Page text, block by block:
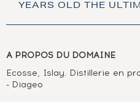
YEARS OLD THE
A PROPOS DU DOMAINE
Ecosse, Islay. Distillerie en
- Diageo